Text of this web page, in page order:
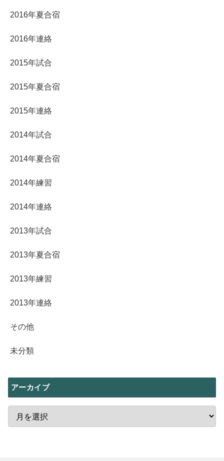
2016年夏合宿
2016年連絡
2015年試合
2015年夏合宿
2015年連絡
2014年試合
2014年夏合宿
2014年練習
2014年連絡
2013年試合
2013年夏合宿
2013年練習
2013年連絡
その他
未分類
アーカイブ